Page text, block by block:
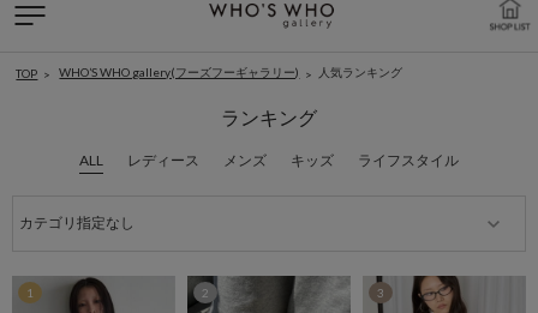
TOP WHO’S WHO gallery(フーズフーギャラリー) 人気ランキング
ALL レディース メンズ キッズ ライフスタイル
1 2 3